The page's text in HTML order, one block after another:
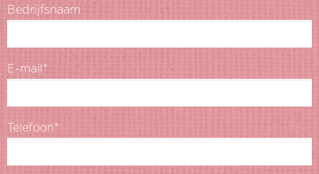
Bedrijfsnaam
E-mail*
Telefoon*